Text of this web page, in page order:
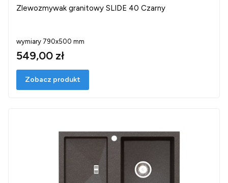
Zlewozmywak granitowy SLIDE 40 Czarny
wymiary 790x500 mm
549,00 zł
Zobacz produkt